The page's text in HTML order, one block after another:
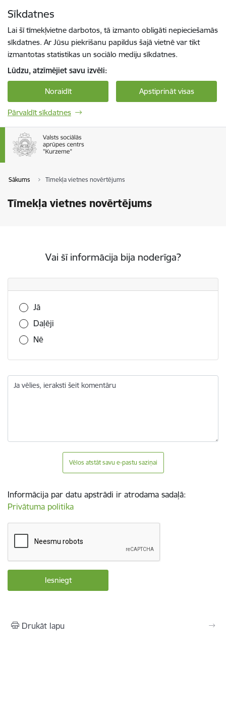
Sīkdatnes
Lai šī tīmekļvietne darbotos, tā izmanto obligāti nepieciešamās
sīkdatnes. Ar Jūsu piekrišanu papildus šajā vietnē var tikt
izmantotas statistikas un sociālo mediju sīkdatnes.
Lūdzu, atzīmējiet savu izvēli:
Noraidīt Apstiprināt visas
Pārvaldīt sīkdatnes
Sākums Tīmekļa vietnes novērtējums
Tīmekļa vietnes novērtējums
Vai šī informācija bija noderīga?
Vai šī informācija bija noderīga?
Jā
Daļēji
Nē
Ja vēlies, ieraksti šeit komentāru
Vēlos atstāt savu e-pastu saziņai
Informācija par datu apstrādi ir atrodama sadaļā:
Privātuma politika
Drukāt lapu